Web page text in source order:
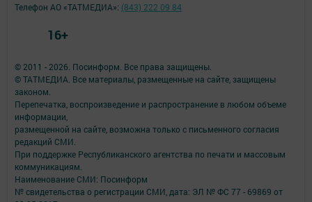
© 2011 - 2026. Посинформ. Все права защищены.
© ТАТМЕДИА. Все материалы, размещенные на сайте, защищены
законом.
Перепечатка, воспроизведение и распространение в любом объеме
информации,
размещенной на сайте, возможна только с письменного согласия
редакций СМИ.
При поддержке Республиканского агентства по печати и массовым
коммуникациям.
Наименование СМИ: Посинформ
№ свидетельства о регистрации СМИ, дата: ЭЛ № ФС 77 - 69869 от
Телефон АО «ТАТМЕДИА»: (843) 222 09 84
16+